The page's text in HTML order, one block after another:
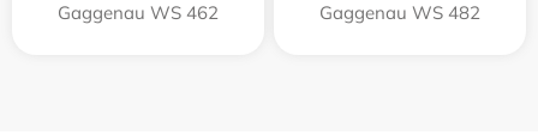
Gaggenau WS 462 Gaggenau WS 482